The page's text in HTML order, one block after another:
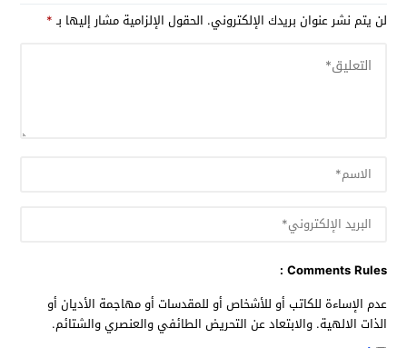
لن يتم نشر عنوان بريدك الإلكتروني. الحقول الإلزامية مشار إليها بـ*
Comments Rules :
عدم الإساءة للكاتب أو للأشخاص أو للمقدسات أو مهاجمة الأديان أو
الذات الالهية. والابتعاد عن التحريض الطائفي والعنصري والشتائم.